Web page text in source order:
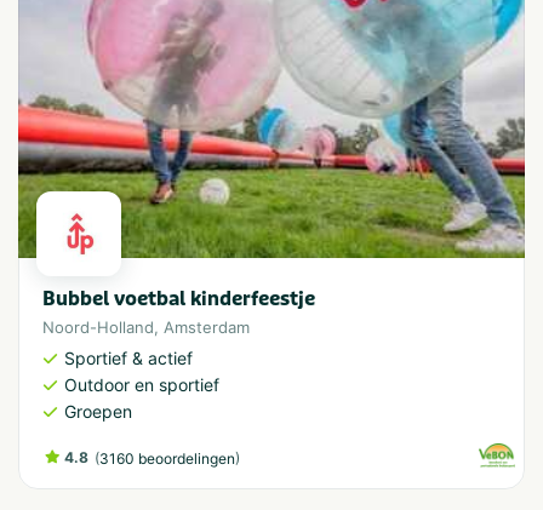
Bubbel voetbal kinderfeestje
Noord-Holland, Amsterdam
Sportief & actief
Outdoor en sportief
Groepen
4.8 (3160 beoordelingen)